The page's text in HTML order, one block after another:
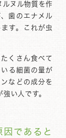
ルヌル物質を作
歯のエナメル
す。これが虫
くさん食べて
る細菌の量が
などの成分を
い人です。
であると